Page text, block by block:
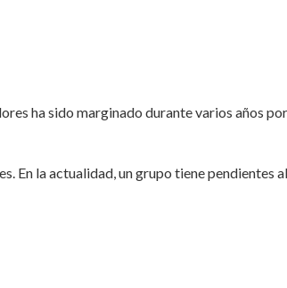
ha sido marginado durante varios años
En la actualidad, un grupo tiene pendientes